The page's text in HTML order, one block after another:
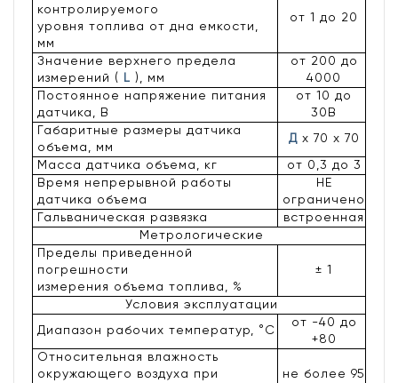
контролируемого
уровня топлива от дна емкости,
мм
от 1 до 20
Значение верхнего предела
измерений (
L ), мм
от 200 до
4000
Постоянное напряжение питания
датчика, В
от 10 до
30В
Габаритные размеры датчика
объема, мм
Дх 70 х 70
Масса датчика объема, кг
от 0,3 до 3
Время непрерывной работы
датчика объема
НЕ
ограничено
Гальваническая развязка
встроенная
Метрологические
Пределы приведенной
погрешности
измерения объема топлива, %
± 1
Условия эксплуатации
Диапазон рабочих температур, °C
от -40 до
+80
Относительная влажность
окружающего воздуха при
не более 95